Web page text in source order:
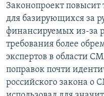
Законопроект повысит
для базирующихся за
финансируемых из-за
требования более
экспертов в области
поправок почти
российского закона